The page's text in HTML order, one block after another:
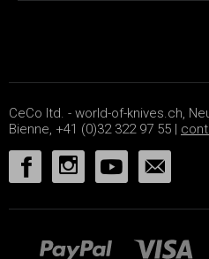
CeCo ltd. - world-of-knives.ch,
Bienne, +41 (0)32 322 97 55 |